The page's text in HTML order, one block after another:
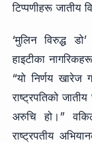
टिप्पणीहरू जातीय
‘मुलिन विरुद्ध
हाइटीका
“यो निर्णय खारेज
राष्ट्रपतिको
अरुचि हो।”
राष्ट्रपतीय